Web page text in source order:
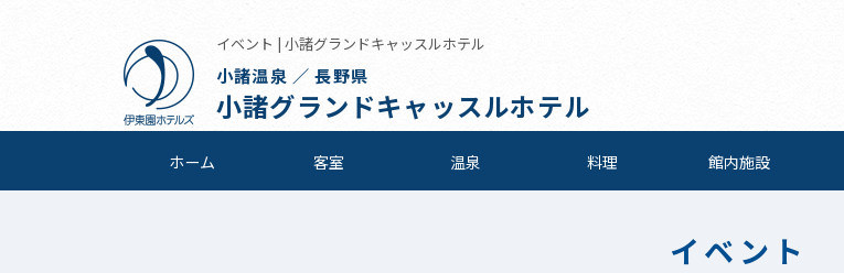
イベント | 小諸グランドキャッスルホテル
小諸温泉 ／ 長野県
小諸グランドキャッスルホテル
ホーム 客室 温泉 料理 館内施設
イベント